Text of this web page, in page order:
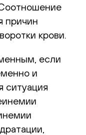
причин
крови.
если
и
ситуация